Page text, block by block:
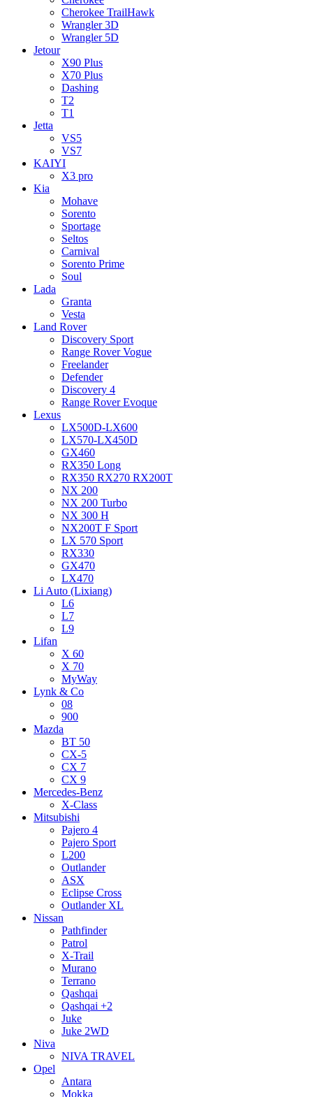
Cherokee TrailHawk
Wrangler 3D
Wrangler 5D
Jetour
X90 Plus
X70 Plus
Dashing
T2
T1
Jetta
VS5
VS7
KAIYI
X3 pro
Kia
Mohave
Sorento
Sportage
Seltos
Carnival
Sorento Prime
Soul
Lada
Granta
Vesta
Land Rover
Discovery Sport
Range Rover Vogue
Freelander
Defender
Discovery 4
Range Rover Evoque
Lexus
LX500D-LX600
LX570-LX450D
GX460
RX350 Long
RX350 RX270 RX200T
NX 200
NX 200 Turbo
NX 300 H
NX200T F Sport
LX 570 Sport
RX330
GX470
LX470
Li Auto (Lixiang)
L6
L7
L9
Lifan
X 60
X 70
MyWay
Lynk & Co
08
900
Mazda
BT 50
CX-5
CX 7
CX 9
Mercedes-Benz
X-Class
Mitsubishi
Pajero 4
Pajero Sport
L200
Outlander
ASX
Eclipse Cross
Outlander XL
Nissan
Pathfinder
Patrol
X-Trail
Murano
Terrano
Qashqai
Qashqai +2
Juke
Juke 2WD
Niva
NIVA TRAVEL
Opel
Antara
Mokka